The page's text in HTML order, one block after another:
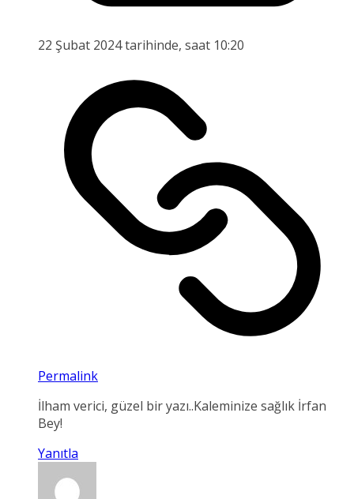
22 Şubat 2024 tarihinde, saat 10:20
Permalink
İlham verici, güzel bir yazı..Kaleminize sağlık İrfan
Bey!
Yanıtla